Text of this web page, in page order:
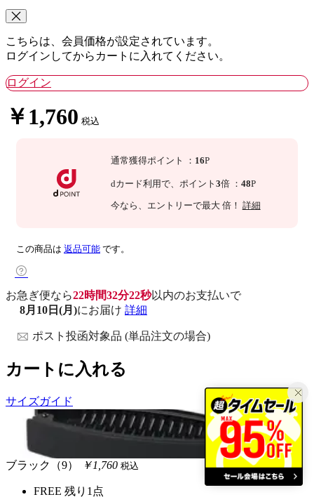
こちらは、会員価格が設定されています。
ログインしてからカートに入れてください。
ログイン
￥1,760 税込
通常獲得ポイント ： 16P
dカード利用で、 ポイント 3倍 ： 48P
今なら 、エントリーで最大 倍！ 詳細
この商品は 返品可能 です。
お急ぎ便なら22時間32分21秒以内のお支払いで
8月10日(月)にお届け 詳細
ポスト投函対象品 (単品注文の場合)
カートに入れる
サイズガイド
ブラック（9） ￥1,760 税込
FREE 残り1点